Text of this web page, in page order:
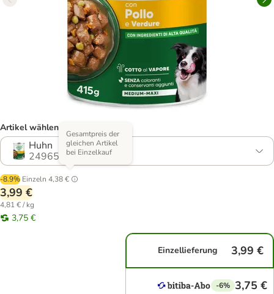
Artikel wählen (4 Varianten)
Huhn
2496517.3
-8.9% Einzeln 4,38 €
Gesamtpreis der
gleichen Artikel
bei Einzelkauf
3,99 €
4,81 € / kg
3,75 €
Einzellieferung 3,99 €
-6% 3,75 €